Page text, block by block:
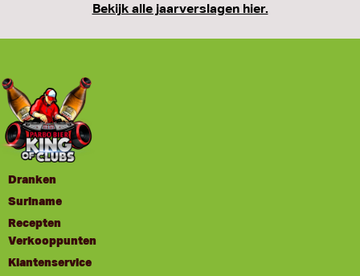
Bekijk alle jaarverslagen hier.
Dranken
Suriname
Recepten
Verkooppunten
Klantenservice